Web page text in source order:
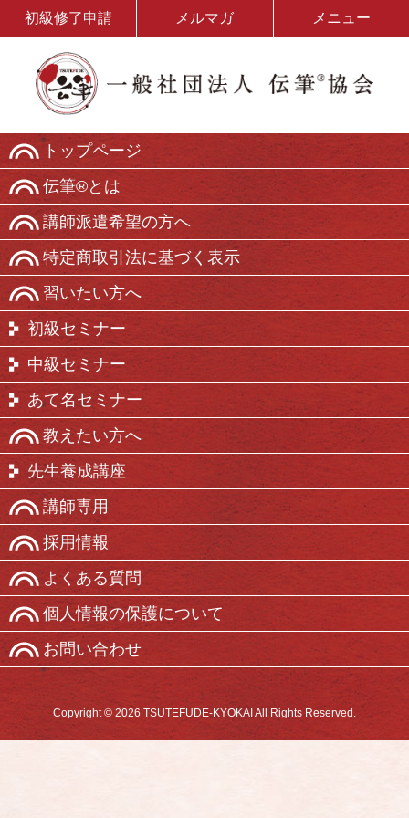
初級修了申請 メルマガ メニュー
トップページ
伝筆®とは
講師派遣希望の方へ
特定商取引法に基づく表示
習いたい方へ
初級セミナー
中級セミナー
あて名セミナー
教えたい方へ
先生養成講座
講師専用
採用情報
よくある質問
個人情報の保護について
お問い合わせ
Copyright © 2026 TSUTEFUDE-KYOKAI All Rights Reserved.